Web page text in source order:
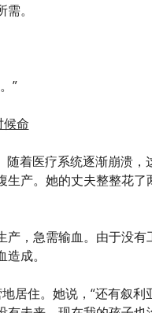
。
”
命
着医疗系统逐渐崩溃，
产。她的丈夫整整花
，急需输血。由于没
成。
居住。她说，“还有叙